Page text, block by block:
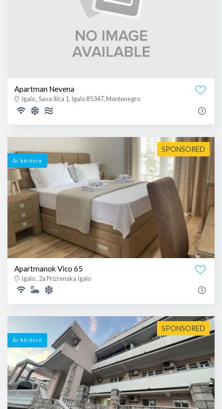
Apartman Nevena
Igalo , Sava Ilića 1, Igalo 85347, Montenegro
SPONSORED
Ár kérésre
Apartmanok Vico 65
Igalo , 2a Prizrenska Igalo
SPONSORED
Ár kérésre